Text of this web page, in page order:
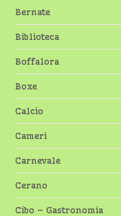
Bernate
Biblioteca
Boffalora
Boxe
Calcio
Cameri
Carnevale
Cerano
Cibo – Gastronomia